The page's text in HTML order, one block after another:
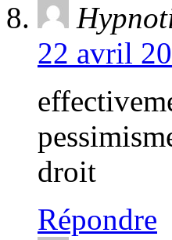
22 avril
droit
Répondre